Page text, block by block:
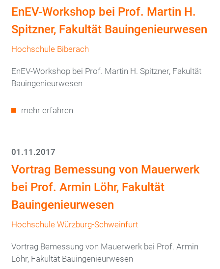
EnEV-Workshop bei Prof. Martin H.
Spitzner, Fakultät Bauingenieurwesen
Hochschule Biberach
EnEV-Workshop bei Prof. Martin H. Spitzner, Fakultät
Bauingenieurwesen
mehr erfahren
01.11.2017
Vortrag Bemessung von Mauerwerk
bei Prof. Armin Löhr, Fakultät
Bauingenieurwesen
Hochschule Würzburg-Schweinfurt
Vortrag Bemessung von Mauerwerk bei Prof. Armin
Löhr, Fakultät Bauingenieurwesen